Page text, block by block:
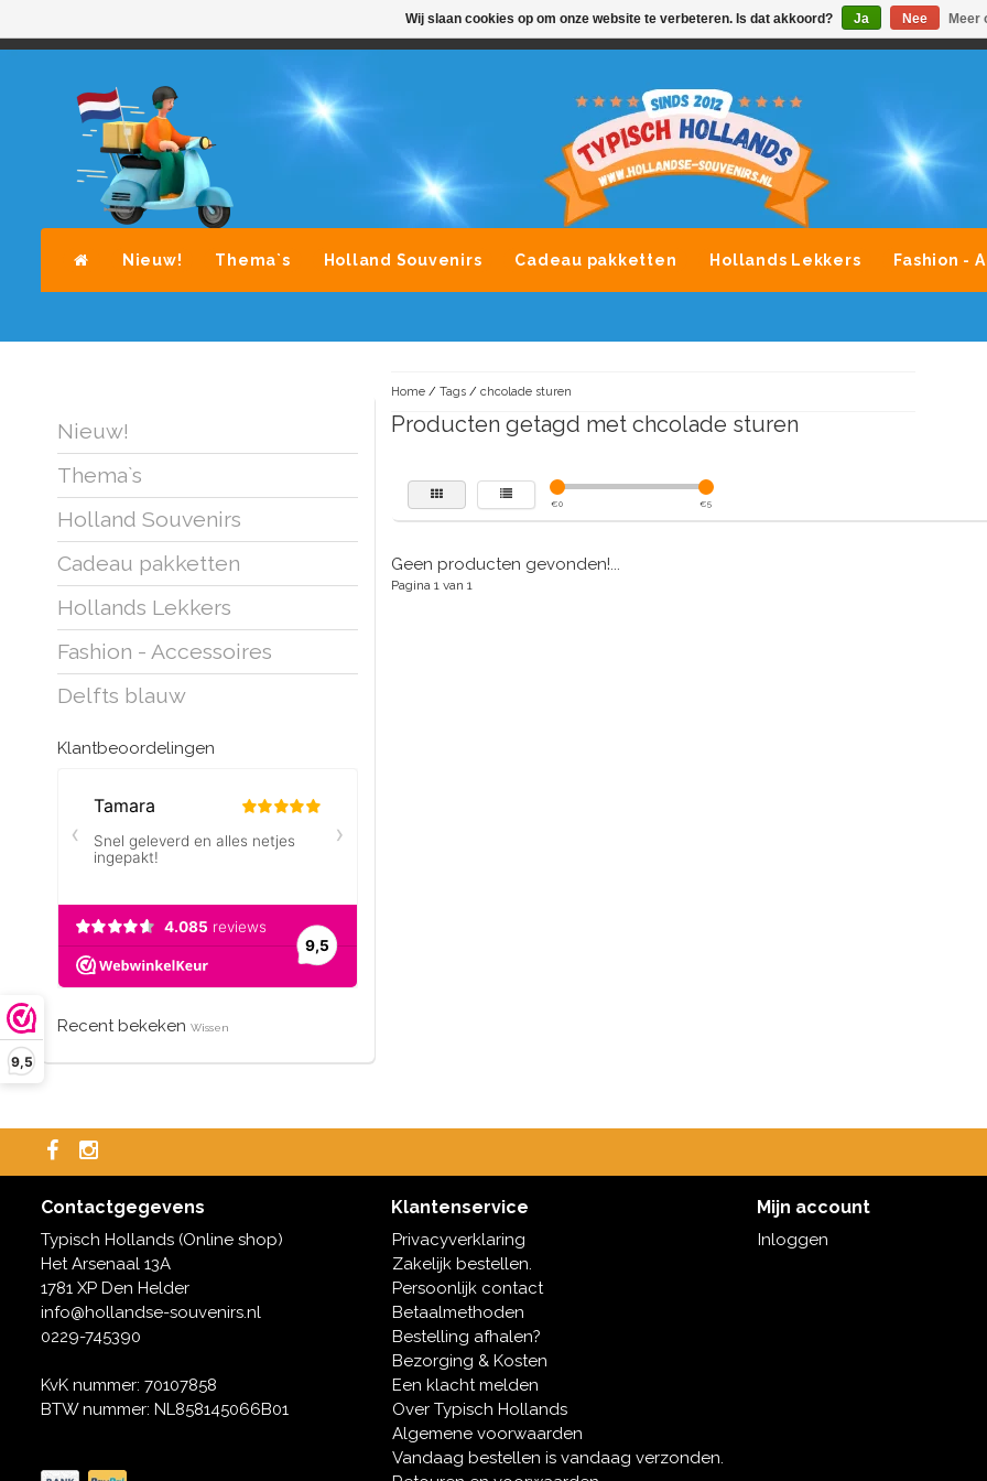
9,5
AVONDLEVERING MOGELIJK ALLE MERKEN SOUVENIRS
Nieuw! Thema`s Holland Souvenirs Cadeau pakketten Hollands Lekkers Fashion -
Nieuw!
Thema`s
Holland Souvenirs
Cadeau pakketten
Hollands Lekkers
Fashion - Accessoires
Delfts blauw
Klantbeoordelingen
Recent bekeken Wissen
Home/ Tags/ chcolade sturen
Producten getagd met chcolade sturen
€0 €5
Geen producten gevonden!...
Pagina 1 van 1
Contactgegevens
Typisch Hollands (Online shop)
Het Arsenaal 13A
1781 XP Den Helder
info@hollandse-souvenirs.nl
0229-745390
KvK nummer: 70107858
BTW nummer: NL858145066B01
Klantenservice
Privacyverklaring
Zakelijk bestellen.
Persoonlijk contact
Betaalmethoden
Bestelling afhalen?
Bezorging & Kosten
Een klacht melden
Over Typisch Hollands
Algemene voorwaarden
Vandaag bestellen is vandaag verzonden.
Mijn account
Inloggen
Wij slaan cookies op om onze website te verbeteren. Is dat akkoord? Ja Nee Meer